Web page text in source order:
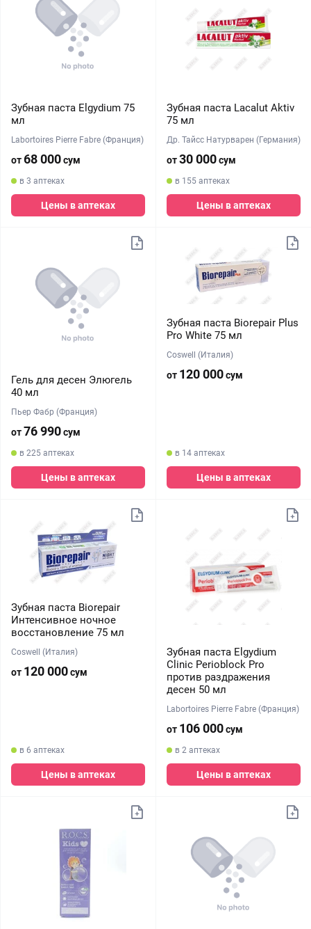
Зубная паста Elgydium 75
мл
Labortoires Pierre Fabre (Франция)
от68 000сум
в 3 аптеках
Цены в аптеках
Зубная паста Lacalut Aktiv
75 мл
Др. Тайсс Натурварен (Германия)
от30 000сум
в 155 аптеках
Цены в аптеках
Гель для десен Элюгель
40 мл
Пьер Фабр (Франция)
от76 990сум
в 225 аптеках
Цены в аптеках
Зубная паста Biorepair Plus
Pro White 75 мл
Coswell (Италия)
от 120 000сум
в 14 аптеках
Цены в аптеках
Зубная паста Biorepair
Интенсивное ночное
восстановление 75 мл
Coswell (Италия)
от 120 000сум
в 6 аптеках
Цены в аптеках
Зубная паста Elgydium
Clinic Perioblock Pro
против раздражения
десен 50 мл
Labortoires Pierre Fabre (Франция)
от 106 000сум
в 2 аптеках
Цены в аптеках